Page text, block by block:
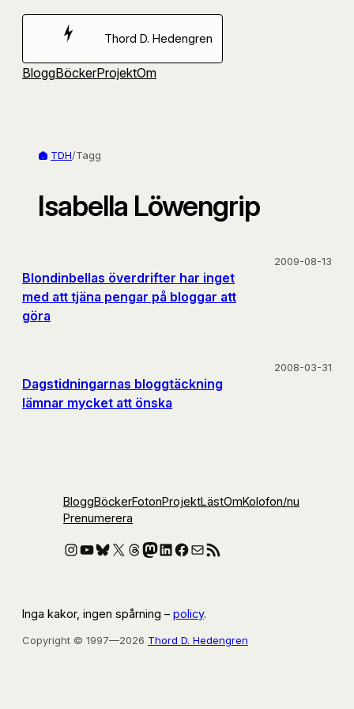
Hoppa
Thord D. Hedengren
BloggBöckerProjektOm
TDH/Tagg
Isabella Löwengrip
Blondinbellas överdrifter har inget
med att tjäna pengar på bloggar att
göra
2009-08-13
Dagstidningarnas bloggtäckning
lämnar mycket att önska
2008-03-31
BloggBöckerFotonProjektLästOmKolofon/nu
Prenumerera
Instagram
YouTube
Bluesky
X Threads
Mastodon
LinkedIn
Facebook
E-postRSS-flöde
Inga kakor, ingen spårning – policy.
Copyright © 1997—2026 Thord D. Hedengren